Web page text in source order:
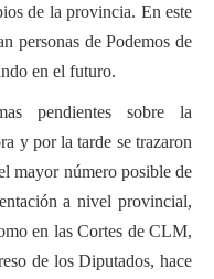
de la provincia. En este
personas de Podemos de
en el futuro.
pendientes sobre la
y por la tarde se trazaron
mayor número posible de
a nivel provincial,
en las Cortes de CLM,
de los Diputados, hace